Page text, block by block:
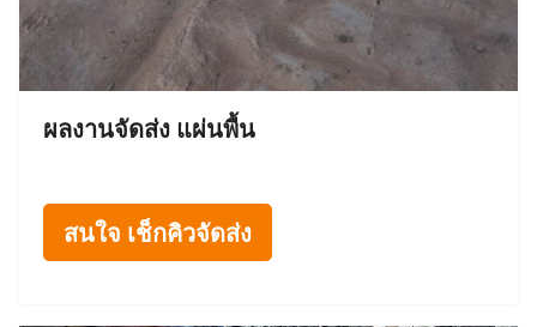
ผลงานจัดส่ง แผ่นพื้น
สนใจ เช็กคิวจัดส่ง